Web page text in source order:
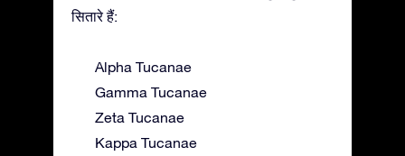
सितारे हैं:
Alpha Tucanae
Gamma Tucanae
Zeta Tucanae
Kappa Tucanae